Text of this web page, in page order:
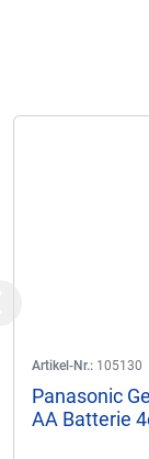
Artikel-Nr.: 105130
Panasonic
AA Batterie